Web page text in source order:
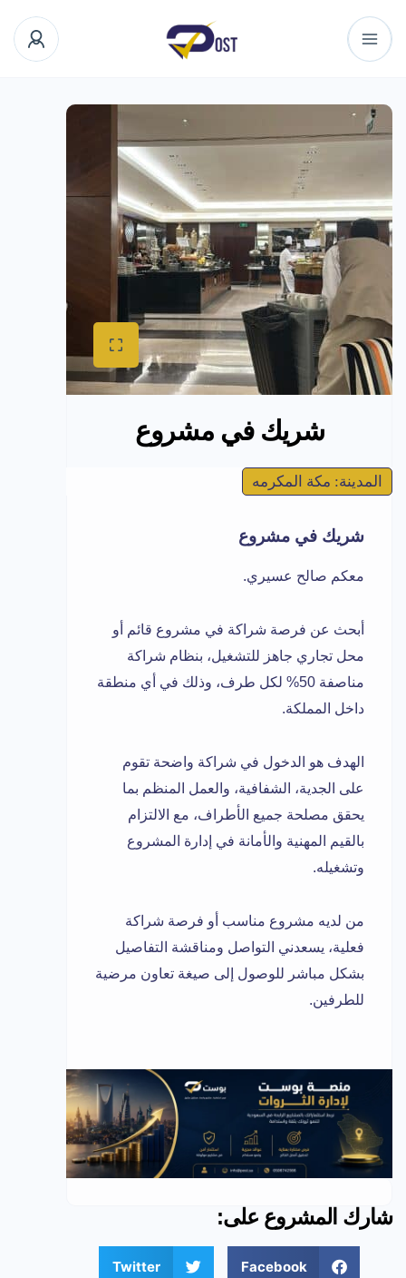
شريك في مشروع
المدينة: مكة المكرمه
شريك في مشروع
معكم صالح عسيري.
أبحث عن فرصة شراكة في مشروع قائم أو
محل تجاري جاهز للتشغيل، بنظام شراكة
مناصفة 50% لكل طرف، وذلك في أي منطقة
داخل المملكة.
الهدف هو الدخول في شراكة واضحة تقوم
على الجدية، الشفافية، والعمل المنظم بما
يحقق مصلحة جميع الأطراف، مع الالتزام
بالقيم المهنية والأمانة في إدارة المشروع
وتشغيله.
من لديه مشروع مناسب أو فرصة شراكة
فعلية، يسعدني التواصل ومناقشة التفاصيل
بشكل مباشر للوصول إلى صيغة تعاون مرضية
للطرفين.
شارك المشروع على:
Facebook
Twitter